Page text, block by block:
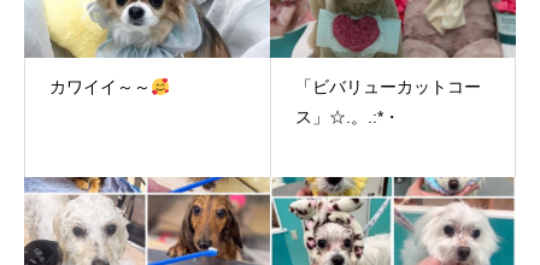
カワイイ～～
「ビバリューカットコー
ス」☆.。.:*・